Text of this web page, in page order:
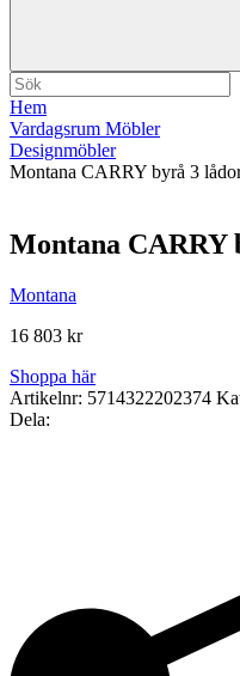
Hem
Vardagsrum Möbler
Designmöbler
Montana CARRY byrå 3
Montana CARRY
Montana
16 803 kr
Shoppa här
Artikelnr: 5714322202374
Dela: